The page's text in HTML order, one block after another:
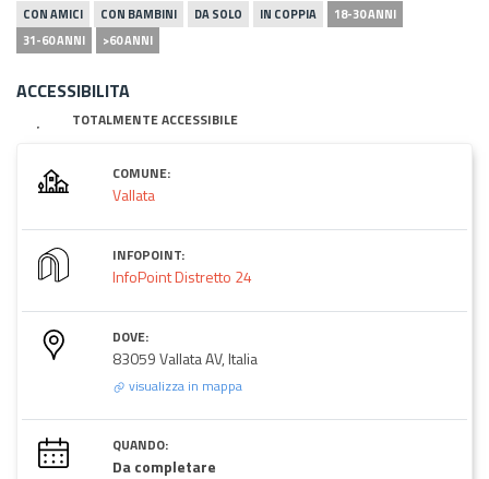
CON AMICI CON BAMBINI DA SOLO IN COPPIA
18-30 ANNI
31-60 ANNI
>60 ANNI
ACCESSIBILITA
TOTALMENTE ACCESSIBILE
COMUNE:
Vallata
INFOPOINT:
InfoPoint Distretto 24
DOVE:
83059 Vallata AV, Italia
visualizza in mappa
QUANDO:
Da completare